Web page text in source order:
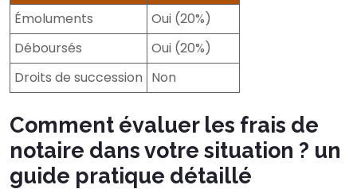
Émoluments
Oui (20%)
Déboursés
Oui (20%)
Droits de succession Non
Comment évaluer les frais de
notaire dans votre situation ? un
guide pratique détaillé